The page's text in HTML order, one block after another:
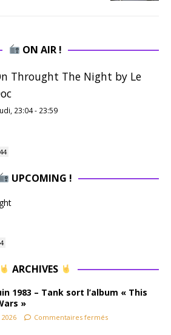
ON AIR !
Throught The Night by Le
23:04- 23:59
43
UPCOMING !
ARCHIVES
1983 – Tank sort l’album « This
»
Commentaires fermés